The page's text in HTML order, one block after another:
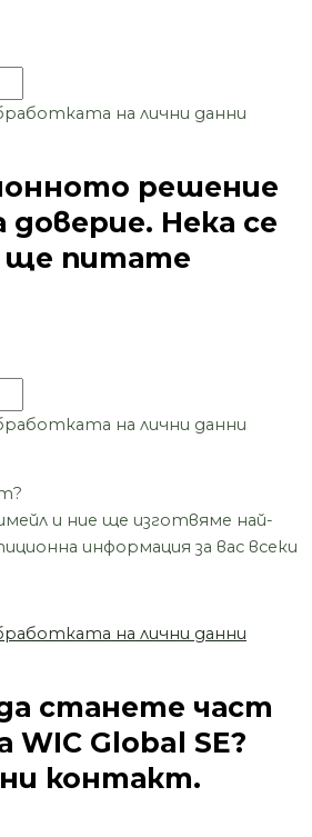
на лични данни
решение
доверие. Нека се
ще питате
на лични данни
и ние ще изготвяме най-
информация за вас всеки
на лични данни
станете част
WIC Global SE?
контакт.